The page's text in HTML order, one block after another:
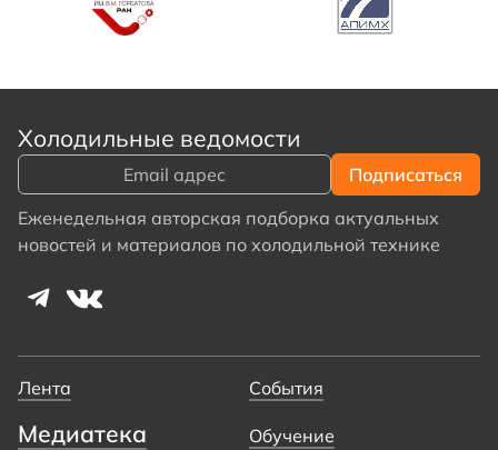
Холодильные ведомости
Еженедельная авторская подборка актуальных
новостей и материалов по холодильной технике
Лента События
Медиатека
Обучение